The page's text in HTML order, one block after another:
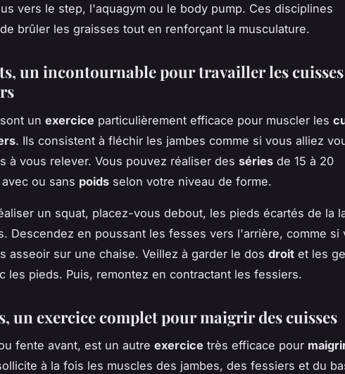
vers le step, l'aquagym ou le body pump. Ces disciplines
brûler les graisses tout en renforçant la musculature.
un incontournable pour travailler les
un exercice particulièrement efficace pour muscler les
. Ils consistent à fléchir les jambes comme si vous alliez
à vous relever. Vous pouvez réaliser des séries de 15 à 20
ou sans poids selon votre niveau de forme.
un squat, placez-vous debout, les pieds écartés de la
Descendez en poussant les fesses vers l'arrière, comme si
asseoir sur une chaise. Veillez à garder le dos droit et les
les pieds. Puis, remontez en contractant les fessiers.
un exercice complet pour maigrir des cuisses
fente avant, est un autre exercice très efficace pour
à la fois les muscles des jambes, des fessiers et du